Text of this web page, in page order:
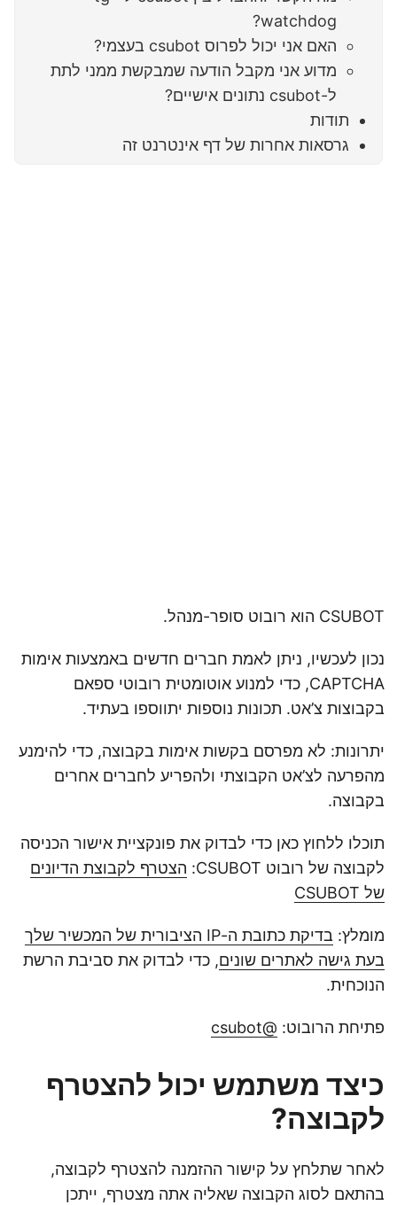
watchdog?
האם אני יכול לפרוס csubot בעצמי?
מדוע אני מקבל הודעה שמבקשת ממני לתת
ל-csubot נתונים אישיים?
תודות
גרסאות אחרות של דף אינטרנט זה
CSUBOT הוא רובוט סופר-מנהל.
נכון לעכשיו, ניתן לאמת חברים חדשים באמצעות אימות
CAPTCHA, כדי למנוע אוטומטית רובוטי ספאם
בקבוצות צ’אט. תכונות נוספות יתווספו בעתיד.
יתרונות: לא מפרסם בקשות אימות בקבוצה, כדי להימנע
מהפרעה לצ’אט הקבוצתי ולהפריע לחברים אחרים
בקבוצה.
תוכלו ללחוץ כאן כדי לבדוק את פונקציית אישור הכניסה
לקבוצה של רובוט CSUBOT:
הצטרף לקבוצת הדיונים
של CSUBOT
מומלץ:
בדיקת כתובת ה-IP הציבורית של המכשיר שלך
בעת גישה לאתרים שונים, כדי לבדוק את סביבת הרשת
הנוכחית.
פתיחת הרובוט: @csubot
כיצד משתמש יכול להצטרף
לקבוצה?
לאחר שתלחץ על קישור ההזמנה להצטרף לקבוצה,
בהתאם לסוג הקבוצה שאליה אתה מצטרף, ייתכן